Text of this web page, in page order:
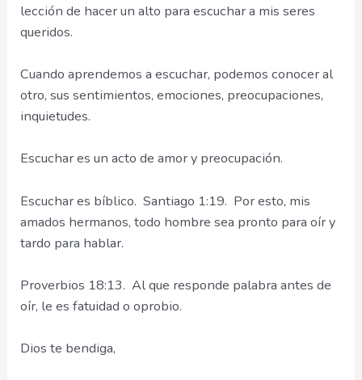
lección de hacer un alto para escuchar a mis seres
queridos.
Cuando aprendemos a escuchar, podemos conocer al
otro, sus sentimientos, emociones, preocupaciones,
inquietudes.
Escuchar es un acto de amor y preocupación.
Escuchar es bíblico. Santiago 1:19. Por esto, mis
amados hermanos, todo hombre sea pronto para oír y
tardo para hablar.
Proverbios 18:13. Al que responde palabra antes de
oír, le es fatuidad o oprobio.
Dios te bendiga,